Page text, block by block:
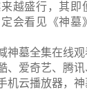
越盛行，其即
会看见《神墓
神墓全集在线
、爱奇艺、腾讯
机云播放器，